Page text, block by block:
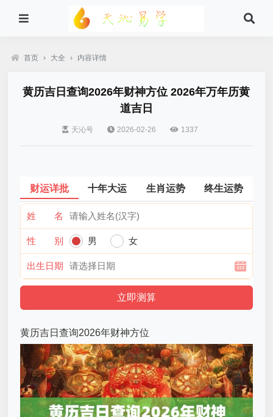
首页 › 大全 › 内容详情
黄历吉日查询2026年财神方位 2026年万年历黄
道吉日
天沁号 2026-02-26 1337
财运详批 十年大运 生肖运势 终生运势
姓 名
性 别 男 女
出生日期
黄历吉日查询2026年财神方位